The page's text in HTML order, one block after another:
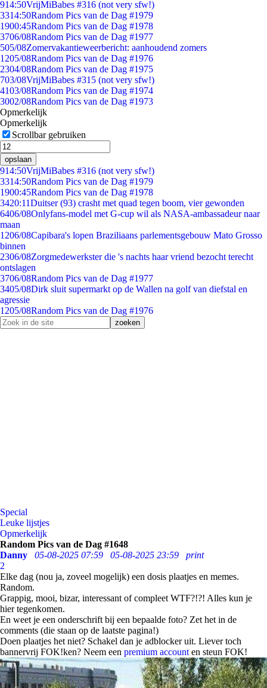
914:50VrijMiBabes #316 (not very sfw!)
3314:50Random Pics van de Dag #1979
1900:45Random Pics van de Dag #1978
3706/08Random Pics van de Dag #1977
505/08Zomervakantieweerbericht: aanhoudend zomers
1205/08Random Pics van de Dag #1976
2304/08Random Pics van de Dag #1975
703/08VrijMiBabes #315 (not very sfw!)
4103/08Random Pics van de Dag #1974
3002/08Random Pics van de Dag #1973
Opmerkelijk
Opmerkelijk
Scrollbar gebruiken
opslaan
914:50VrijMiBabes #316 (not very sfw!)
3314:50Random Pics van de Dag #1979
1900:45Random Pics van de Dag #1978
3420:11Duitser (93) crasht met quad tegen boom, vier gewonden
6406/08Onlyfans-model met G-cup wil als NASA-ambassadeur naar
maan
1206/08Capibara's lopen Braziliaans parlementsgebouw Mato Grosso
binnen
2306/08Zorgmedewerkster die 's nachts haar vriend bezocht terecht
ontslagen
3706/08Random Pics van de Dag #1977
3405/08Dirk sluit supermarkt op de Wallen na golf van diefstal en
agressie
1205/08Random Pics van de Dag #1976
Special
Leuke lijstjes
Opmerkelijk
Random Pics van de Dag #1648
Danny
05-08-2025 07:59 05-08-2025 23:59
print
2
Elke dag (nou ja, zoveel mogelijk) een dosis plaatjes en memes.
Random.
Grappig, mooi, bizar, interessant of compleet WTF?!?! Alles kun je
hier tegenkomen.
En weet je een onderschrift bij een bepaalde foto? Zet het in de
comments (die staan op de laatste pagina!)
Doen plaatjes het niet? Schakel dan je adblocker uit. Liever toch
bannervrij FOK!ken? Neem een premium account en steun FOK!